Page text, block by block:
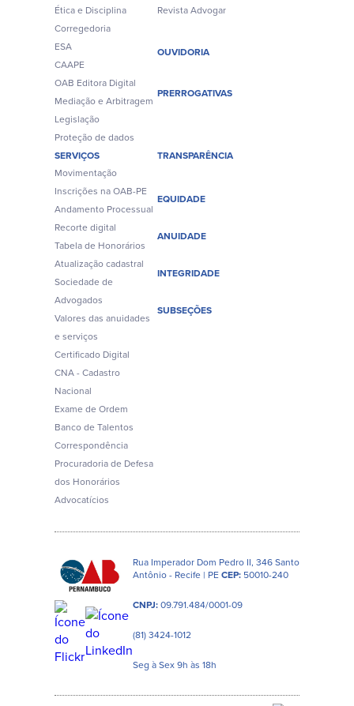
Ética e Disciplina
Corregedoria
ESA
CAAPE
OAB Editora Digital
Mediação e Arbitragem
Legislação
Proteção de dados
Revista Advogar
OUVIDORIA
PRERROGATIVAS
SERVIÇOS
Movimentação
Inscrições na OAB-PE
Andamento Processual
Recorte digital
Tabela de Honorários
Atualização cadastral
Sociedade de
Advogados
Valores das anuidades
e serviços
Certificado Digital
CNA - Cadastro
Nacional
Exame de Ordem
Banco de Talentos
Correspondência
Procuradoria de Defesa
dos Honorários
Advocatícios
TRANSPARÊNCIA
EQUIDADE
ANUIDADE
INTEGRIDADE
SUBSEÇÕES
Rua Imperador Dom Pedro II, 346 Santo
Antônio - Recife | PECEP: 50010-240
CNPJ:09.791.484/0001-09
(81) 3424-1012
Seg à Sex 9h às 18h